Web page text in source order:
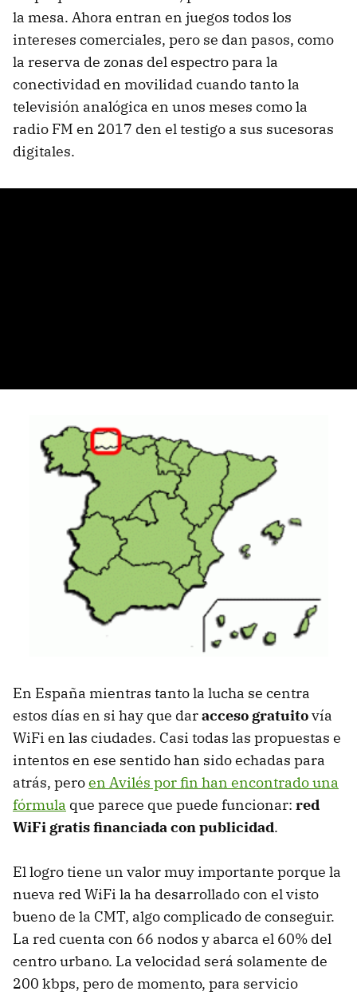
la mesa. Ahora entran en juegos todos los
intereses comerciales, pero se dan pasos, como
la reserva de zonas del espectro para la
conectividad en movilidad cuando tanto la
televisión analógica en unos meses como la
radio FM en 2017 den el testigo a sus sucesoras
digitales.
En España mientras tanto la lucha se centra
estos días en si hay que daracceso gratuitovía
WiFi en las ciudades. Casi todas las propuestas e
intentos en ese sentido han sido echadas para
atrás, peroen Avilés por fin han encontrado una
fórmula que parece que puede funcionar: red
WiFi gratis financiada con publicidad.
El logro tiene un valor muy importante porque la
nueva red WiFi la ha desarrollado con el visto
bueno de la CMT, algo complicado de conseguir.
La red cuenta con 66 nodos y abarca el 60% del
centro urbano. La velocidad será solamente de
200 kbps, pero de momento, para servicio